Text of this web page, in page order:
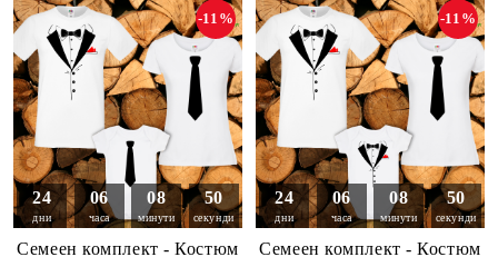
24
дни
06
часа
08
минути
49
секунди
Семеен комплект - Костюм
-11%
24
дни
06
часа
08
минути
49
секунди
Семеен комплект - Костюм
-11%